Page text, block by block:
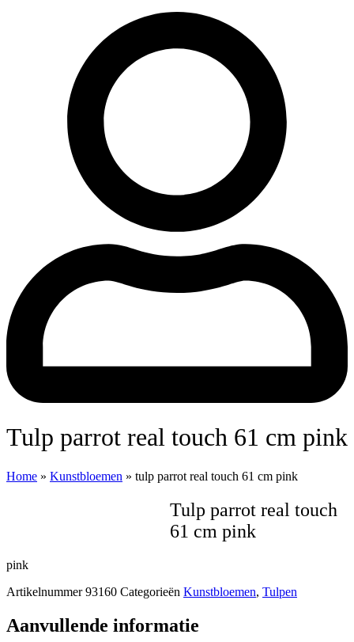
tulp parrot real touch 61 cm pink
Home » Kunstbloemen » tulp parrot real touch 61 cm pink
tulp parrot real touch
61 cm pink
pink
Artikelnummer93160 Categorieën Kunstbloemen, Tulpen
Aanvullende informatie